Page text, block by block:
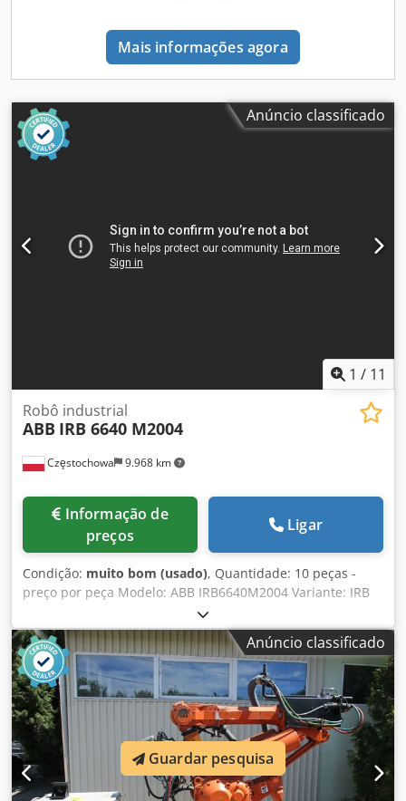
Mais informações agora
Anúncio classificado
1 / 11
Częstochowa 9.968 km
Robô industrial
ABB IRB 6640 M2004
preços
Ligar
Condição: muito bom (usado), Quantidade: 10 peças -
preço por peça Modelo: ABB IRB6640M2004 Variante: IRB
6640-235/2,55 Ano de produção: 2012/2013 Eixos: 6
Capacidade de carga: 235 kg Alcance: 2550 mm
Repetibilidade: ±0,1 mm Peso: 1310 kg Controle: IRC5
M2004 Fonte de alimentação: 400 VAC, trifásico, 50/60 Hz
Dkjdpfxewiwn Rs Ap Der
Anúncio classificado
Guardar pesquisa